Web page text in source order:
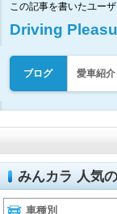
この記事を書いたユー
Driving
ブログ 愛車紹介
みんカラ 人気
車種別